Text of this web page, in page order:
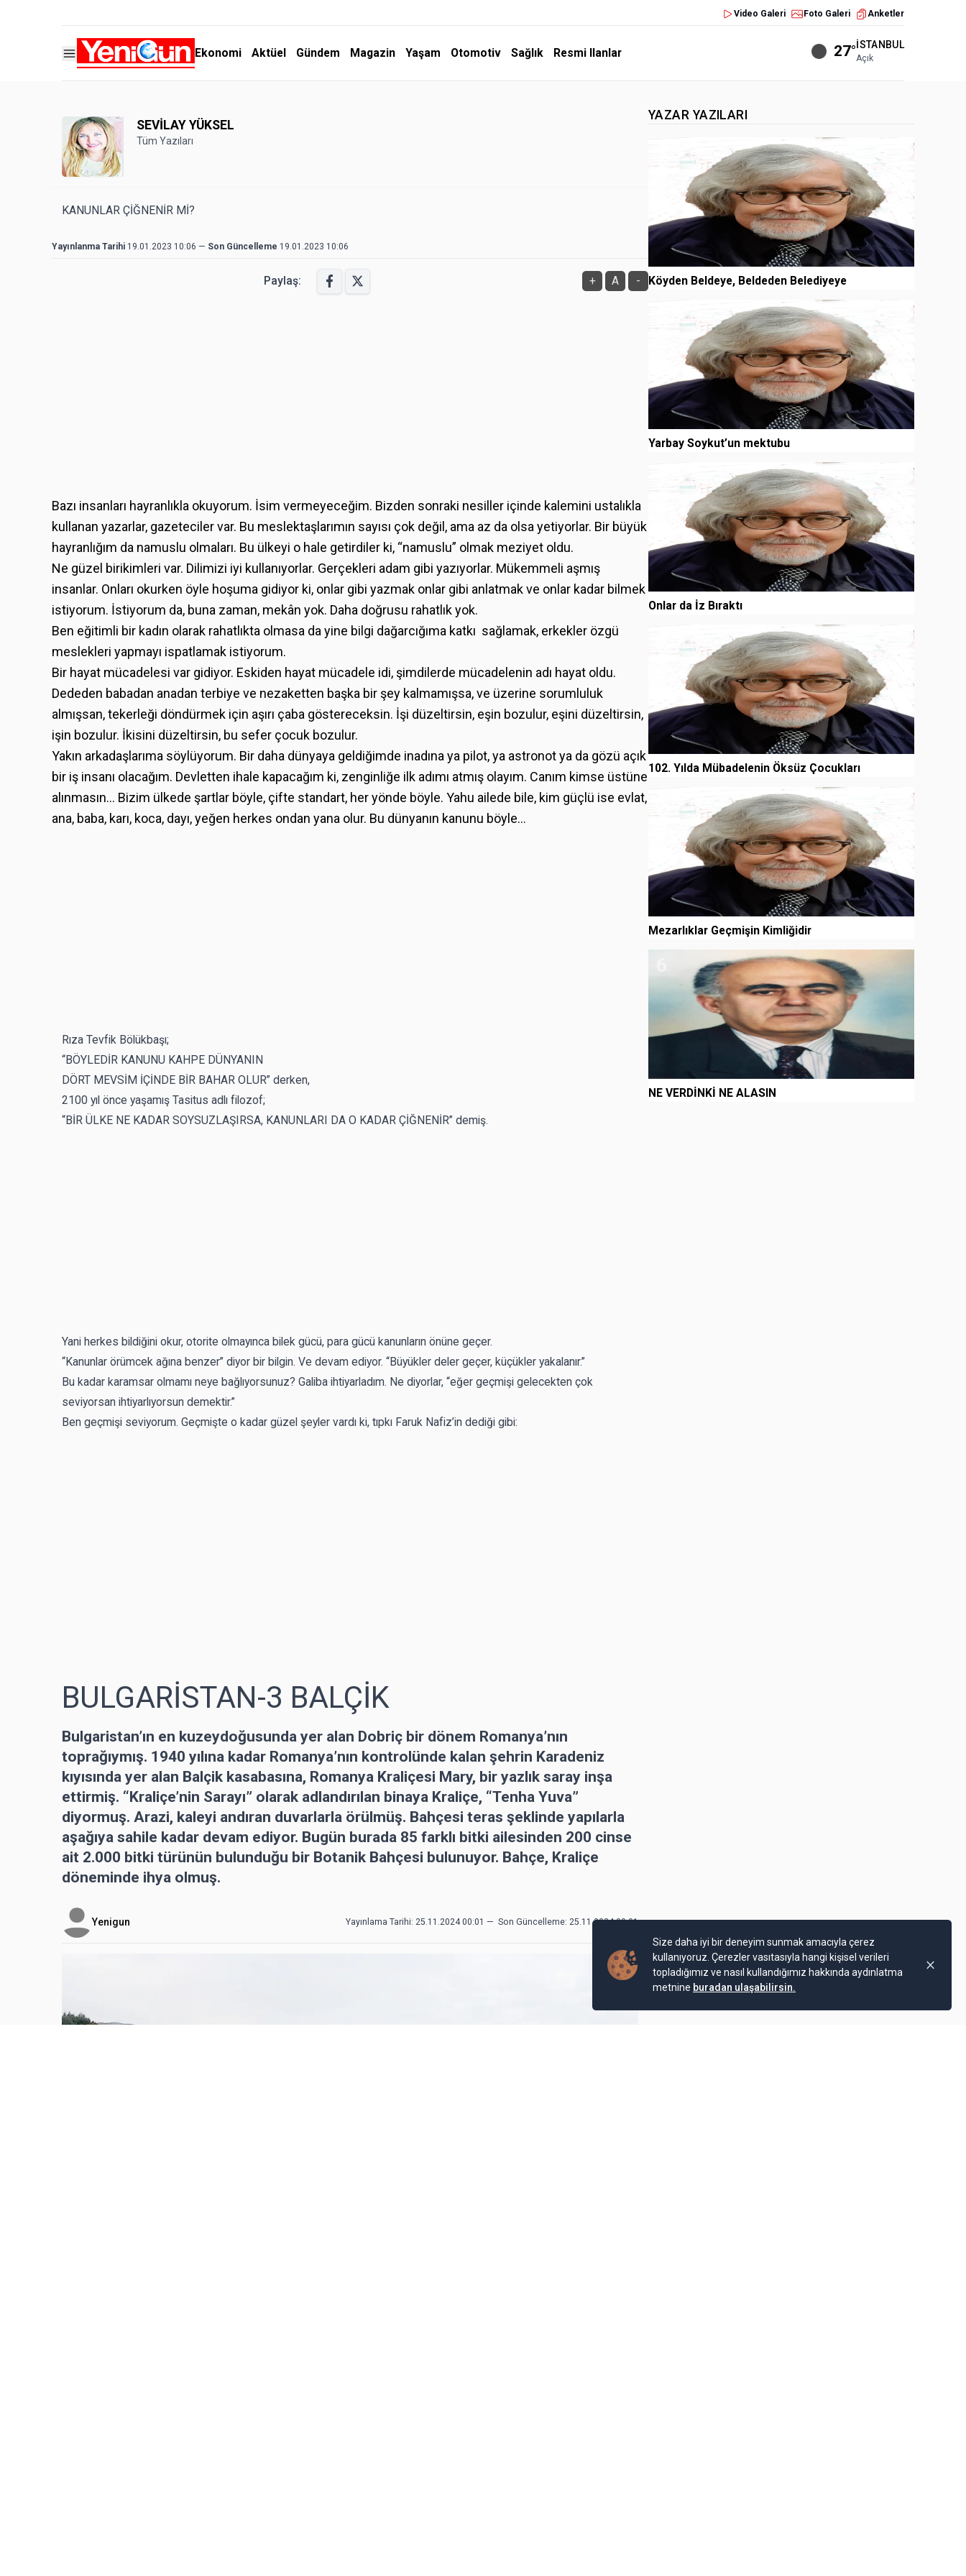
Video Galeri Foto Galeri Anketler
Ekonomi Aktüel Gündem Magazin Yaşam Otomotiv Sağlık Resmi Ilanlar 27°İSTANBUL
Açık
SEVİLAY YÜKSEL
Tüm Yazıları
KANUNLAR ÇİĞNENİR Mİ?
Yayınlanma Tarihi 19.01.2023 10:06 — Son Güncelleme 19.01.2023 10:06
Paylaş: + A -
Bazı insanları hayranlıkla okuyorum. İsim vermeyeceğim. Bizden sonraki nesiller içinde kalemini ustalıkla
kullanan yazarlar, gazeteciler var. Bu meslektaşlarımın sayısı çok değil, ama az da olsa yetiyorlar. Bir büyük
hayranlığım da namuslu olmaları. Bu ülkeyi o hale getirdiler ki, “namuslu” olmak meziyet oldu.
Ne güzel birikimleri var. Dilimizi iyi kullanıyorlar. Gerçekleri adam gibi yazıyorlar. Mükemmeli aşmış
insanlar. Onları okurken öyle hoşuma gidiyor ki, onlar gibi yazmak onlar gibi anlatmak ve onlar kadar bilmek
istiyorum. İstiyorum da, buna zaman, mekân yok. Daha doğrusu rahatlık yok.
Ben eğitimli bir kadın olarak rahatlıkta olmasa da yine bilgi dağarcığıma katkı sağlamak, erkekler özgü
meslekleri yapmayı ispatlamak istiyorum.
Bir hayat mücadelesi var gidiyor. Eskiden hayat mücadele idi, şimdilerde mücadelenin adı hayat oldu.
Dededen babadan anadan terbiye ve nezaketten başka bir şey kalmamışsa, ve üzerine sorumluluk
almışsan, tekerleği döndürmek için aşırı çaba göstereceksin. İşi düzeltirsin, eşin bozulur, eşini düzeltirsin,
işin bozulur. İkisini düzeltirsin, bu sefer çocuk bozulur.
Yakın arkadaşlarıma söylüyorum. Bir daha dünyaya geldiğimde inadına ya pilot, ya astronot ya da gözü açık
bir iş insanı olacağım. Devletten ihale kapacağım ki, zenginliğe ilk adımı atmış olayım. Canım kimse üstüne
alınmasın... Bizim ülkede şartlar böyle, çifte standart, her yönde böyle. Yahu ailede bile, kim güçlü ise evlat,
ana, baba, karı, koca, dayı, yeğen herkes ondan yana olur. Bu dünyanın kanunu böyle...
Rıza Tevfik Bölükbaşı;
“BÖYLEDİR KANUNU KAHPE DÜNYANIN
DÖRT MEVSİM İÇİNDE BİR BAHAR OLUR” derken,
2100 yıl önce yaşamış Tasitus adlı filozof;
“BİR ÜLKE NE KADAR SOYSUZLAŞIRSA, KANUNLARI DA O KADAR ÇİĞNENİR” demiş.
Yani herkes bildiğini okur, otorite olmayınca bilek gücü, para gücü kanunların önüne geçer.
“Kanunlar örümcek ağına benzer” diyor bir bilgin. Ve devam ediyor. “Büyükler deler geçer, küçükler yakalanır.”
Bu kadar karamsar olmamı neye bağlıyorsunuz? Galiba ihtiyarladım. Ne diyorlar, “eğer geçmişi gelecekten çok
seviyorsan ihtiyarlıyorsun demektir.”
Ben geçmişi seviyorum. Geçmişte o kadar güzel şeyler vardı ki, tıpkı Faruk Nafiz’in dediği gibi:
BULGARİSTAN-3 BALÇİK
Bulgaristan’ın en kuzeydoğusunda yer alan Dobriç bir dönem Romanya’nın
toprağıymış. 1940 yılına kadar Romanya’nın kontrolünde kalan şehrin Karadeniz
kıyısında yer alan Balçik kasabasına, Romanya Kraliçesi Mary, bir yazlık saray inşa
ettirmiş. “Kraliçe’nin Sarayı” olarak adlandırılan binaya Kraliçe, “Tenha Yuva”
diyormuş. Arazi, kaleyi andıran duvarlarla örülmüş. Bahçesi teras şeklinde yapılarla
aşağıya sahile kadar devam ediyor. Bugün burada 85 farklı bitki ailesinden 200 cinse
ait 2.000 bitki türünün bulunduğu bir Botanik Bahçesi bulunuyor. Bahçe, Kraliçe
döneminde ihya olmuş.
Yenigun Yayınlama Tarihi: 25.11.2024 00:01 — Son Güncelleme: 25.11.2024 00:01
YAZAR YAZILARI
Köyden Beldeye, Beldeden Belediyeye
Yarbay Soykut’un mektubu
Onlar da İz Bıraktı
102. Yılda Mübadelenin Öksüz Çocukları
Mezarlıklar Geçmişin Kimliğidir
NE VERDİNKİ NE ALASIN
Size daha iyi bir deneyim sunmak amacıyla çerez
kullanıyoruz. Çerezler vasıtasıyla hangi kişisel verileri
topladığımız ve nasıl kullandığımız hakkında aydınlatma
metnine buradan ulaşabilirsin.